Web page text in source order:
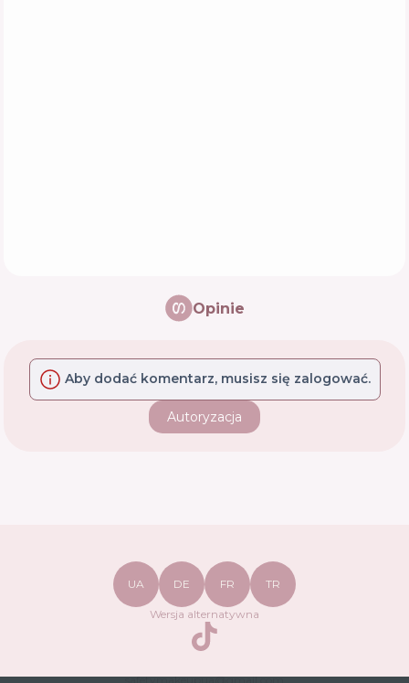
Opinie
Aby dodać komentarz, musisz się zalogować.
Autoryzacja
UA DE FR TR
Wersja alternatywna
TikTok
safetymakeupua@gmail.com